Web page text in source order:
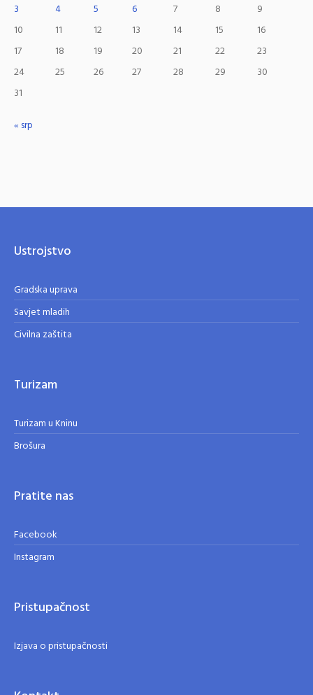
3
4 5 6 7 8
9
10
11 12 13 14 15
16
17
18 19 20 21 22
23
24
25 26 27 28 29
30
31
« srp
Ustrojstvo
Gradska uprava
Savjet mladih
Civilna zaštita
Turizam
Turizam u Kninu
Brošura
Pratite nas
Facebook
Instagram
Pristupačnost
Izjava o pristupačnosti